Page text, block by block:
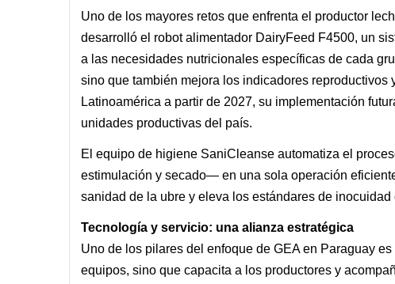
Uno de los mayores retos que enfrenta el productor
desarrolló el robot alimentador DairyFeed F4500, un
a las necesidades nutricionales específicas de cada
sino que también mejora los indicadores
Latinoamérica a partir de 2027, su implementación
unidades productivas del país.
El equipo de higiene SaniCleanse automatiza el
estimulación y secado— en una sola operación
sanidad de la ubre y eleva los estándares de inocuidad
Tecnología y servicio: una alianza estratégica
Uno de los pilares del enfoque de GEA en Paraguay
equipos, sino que capacita a los productores y